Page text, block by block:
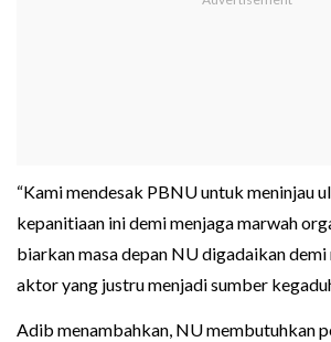
“Kami mendesak PBNU untuk meninjau
kepanitiaan ini demi menjaga marwah
biarkan masa depan NU digadaikan
aktor yang justru menjadi sumber
Adib menambahkan, NU membutuhkan